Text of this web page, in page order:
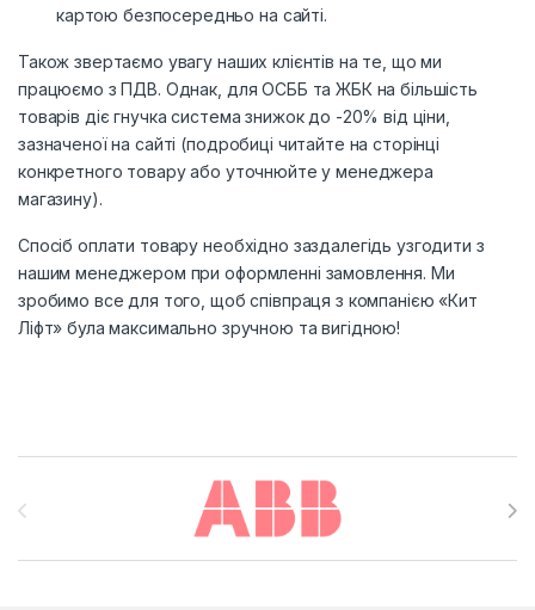
картою безпосередньо на сайті.
Також звертаємо увагу наших клієнтів на те, що ми
працюємо з ПДВ. Однак, для ОСББ та ЖБК на більшість
товарів діє гнучка система знижок до -20% від ціни,
зазначеної на сайті (подробиці читайте на сторінці
конкретного товару або уточнюйте у менеджера
магазину).
Спосіб оплати товару необхідно заздалегідь узгодити з
нашим менеджером при оформленні замовлення. Ми
зробимо все для того, щоб співпраця з компанією «Кит
Ліфт» була максимально зручною та вигідною!
Brands Carousel